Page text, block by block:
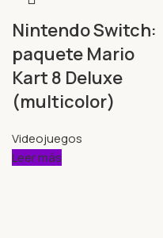
Nintendo Switch:
paquete Mario
Kart 8 Deluxe
(multicolor)
Videojuegos
Leer más